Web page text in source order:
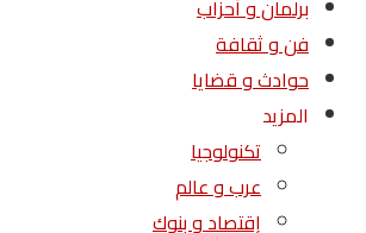
برلمان و أحزاب
فن و ثقافة
حوادث و قضايا
المزيد
تكنولوجيا
عرب و عالم
إقتصاد و بنوك